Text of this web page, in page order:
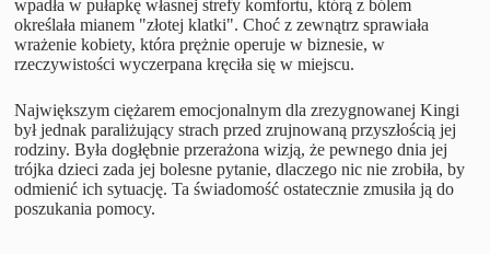
wpadła w pułapkę własnej strefy komfortu, którą z bólem
określała mianem "złotej klatki". Choć z zewnątrz sprawiała
wrażenie kobiety, która prężnie operuje w biznesie, w
rzeczywistości wyczerpana kręciła się w miejscu.
Największym ciężarem emocjonalnym dla zrezygnowanej Kingi
był jednak paraliżujący strach przed zrujnowaną przyszłością jej
rodziny. Była dogłębnie przerażona wizją, że pewnego dnia jej
trójka dzieci zada jej bolesne pytanie, dlaczego nic nie zrobiła, by
odmienić ich sytuację. Ta świadomość ostatecznie zmusiła ją do
poszukania pomocy.